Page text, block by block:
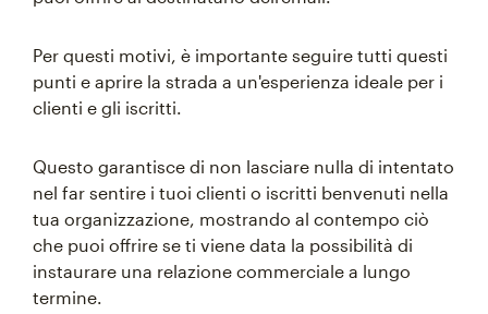
Per questi motivi, è importante seguire tutti questi
punti e aprire la strada a un'esperienza ideale per i
clienti e gli iscritti.
Questo garantisce di non lasciare nulla di intentato
nel far sentire i tuoi clienti o iscritti benvenuti nella
tua organizzazione, mostrando al contempo ciò
che puoi offrire se ti viene data la possibilità di
instaurare una relazione commerciale a lungo
termine.